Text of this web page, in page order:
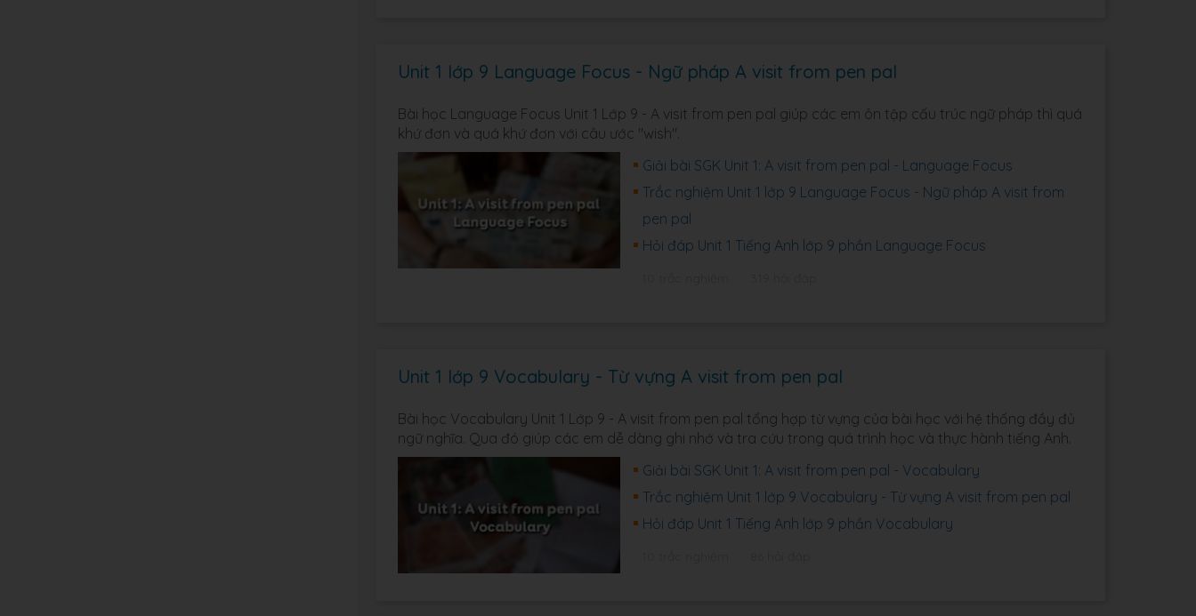
Unit 1 lớp 9 Language Focus - Ngữ pháp A visit from pen pal
Bài học Language Focus Unit 1 Lớp 9 - A visit from pen pal giúp các em ôn tập cấu trúc ngữ pháp thì quá
khứ đơn và quá khứ đơn với câu ước "wish".
Giải bài SGK Unit 1: A visit from pen pal - Language Focus
Trắc nghiệm Unit 1 lớp 9 Language Focus - Ngữ pháp A visit from
pen pal
Hỏi đáp Unit 1 Tiếng Anh lớp 9 phần Language Focus
Unit 1 lớp 9 Vocabulary - Từ vựng A visit from pen pal
Bài học Vocabulary Unit 1 Lớp 9 - A visit from pen pal tổng hợp từ vựng của bài học với hệ thống đầy đủ
ngữ nghĩa. Qua đó giúp các em dễ dàng ghi nhớ và tra cứu trong quá trình học và thực hành tiếng Anh.
Giải bài SGK Unit 1: A visit from pen pal - Vocabulary
Trắc nghiệm Unit 1 lớp 9 Vocabulary - Từ vựng A visit from pen pal
Hỏi đáp Unit 1 Tiếng Anh lớp 9 phần Vocabulary